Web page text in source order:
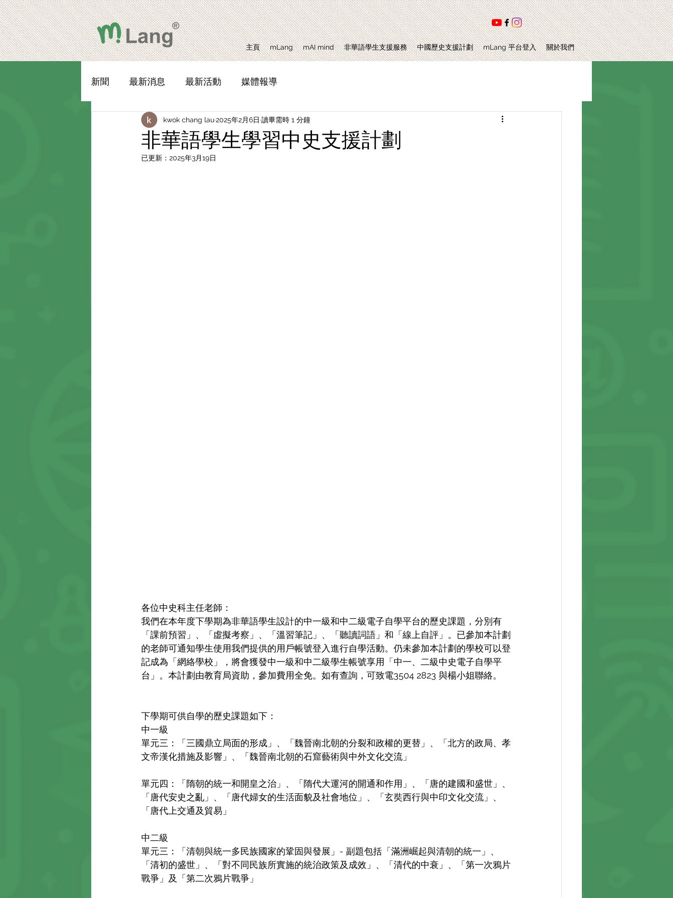
主頁 mLang mAI mind 非華語學生支援服務 中國歷史支援計劃 mLang 平台登入 關於我們
新聞 最新消息 最新活動 媒體報導
非華語學生學習中史支援計劃
kwok chang lau2025年2月6日 讀畢需時 1 分鐘
已更新： 2025年3月19日
各位中史科主任老師：
我們在本年度下學期為非華語學生設計的中一級和中二級電子自學平台的歷史課題，分別有
「課前預習」、「虛擬考察」、「溫習筆記」、「聽讀詞語」和「線上自評」。已參加本計劃
的老師可通知學生使用我們提供的用戶帳號登入進行自學活動。仍未參加本計劃的學校可以登
記成為「網絡學校」，將會獲發中一級和中二級學生帳號享用「中一、二級中史電子自學平
台」。本計劃由教育局資助，參加費用全免。如有查詢，可致電3504 2823 與楊小姐聯絡。
下學期可供自學的歷史課題如下：
中一級
單元三：「三國鼎立局面的形成」、「魏晉南北朝的分裂和政權的更替」、「北方的政局、孝
文帝漢化措施及影響」、「魏晉南北朝的石窟藝術與中外文化交流」
單元四：「隋朝的統一和開皇之治」、「隋代大運河的開通和作用」、「唐的建國和盛世」、
「唐代安史之亂」、「唐代婦女的生活面貌及社會地位」、「玄奘西行與中印文化交流」、
「唐代上交通及貿易」
中二級
單元三：「清朝與統一多民族國家的鞏固與發展」- 副題包括「滿洲崛起與清朝的統一」、
「清初的盛世」、「對不同民族所實施的統治政策及成效」、「清代的中衰」、「第一次鴉片
戰爭」及「第二次鴉片戰爭」